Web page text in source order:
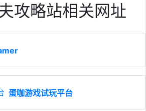
攻略站相关网址
蛋咖游戏试玩平台